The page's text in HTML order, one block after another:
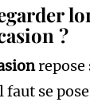
?
repose
se